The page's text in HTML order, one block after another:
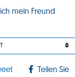
mein Freund
0
Teilen Sie